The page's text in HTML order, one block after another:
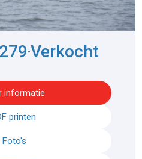
-Verkocht
informatie
printen
Foto's